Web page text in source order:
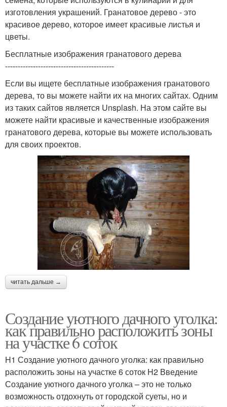
изготовления украшений. Гранатовое дерево - это
красивое дерево, которое имеет красивые листья и
цветы.
Бесплатные изображения гранатового дерева
-------------------------------------------
Если вы ищете бесплатные изображения гранатового
дерева, то вы можете найти их на многих сайтах. Одним
из таких сайтов является Unsplash. На этом сайте вы
можете найти красивые и качественные изображения
гранатового дерева, которые вы можете использовать
для своих проектов.
читать дальше →
Создание уютного дачного уголка:
как правильно расположить зоны
на участке 6 соток
H1 Создание уютного дачного уголка: как правильно
расположить зоны на участке 6 соток H2 Введение
Создание уютного дачного уголка – это не только
возможность отдохнуть от городской суеты, но и